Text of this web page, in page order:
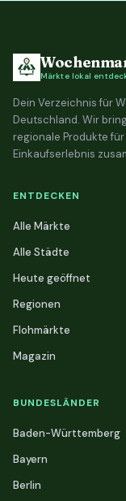
Märkte lokal
Dein Verzeichnis für
Deutschland. Wir
regionale Produkte
Einkaufserlebnis
ENTDECKEN
Alle Märkte
Alle Städte
Heute geöffnet
Regionen
Flohmärkte
Magazin
BUNDESLÄNDER
Baden-Württemberg
Bayern
Berlin